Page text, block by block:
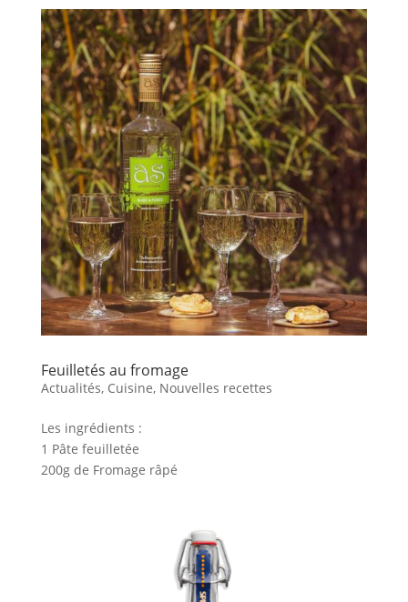
Feuilletés au fromage
Actualités, Cuisine, Nouvelles recettes
Les ingrédients :
1 Pâte feuilletée
200g de Fromage râpé